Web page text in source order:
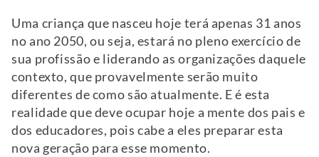
Uma criança que nasceu hoje terá apenas 31 anos
no ano 2050, ou seja, estará no pleno exercício de
sua profissão e liderando as organizações daquele
contexto, que provavelmente serão muito
diferentes de como são atualmente. E é esta
realidade que deve ocupar hoje a mente dos pais e
dos educadores, pois cabe a eles preparar esta
nova geração para esse momento.